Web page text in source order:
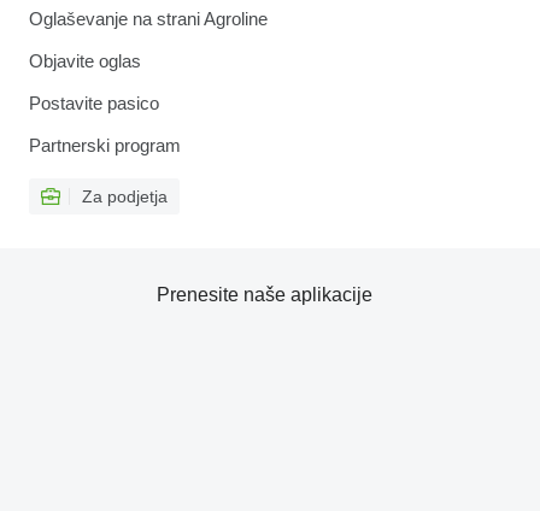
Oglaševanje na strani Agroline
Objavite oglas
Postavite pasico
Partnerski program
Za podjetja
Prenesite naše aplikacije